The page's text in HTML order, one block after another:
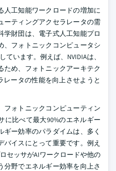
人工知能ワークロードの増加に
ーティングアクセラレータの需
学財団は、電子式人工知能プロ
、フォトニックコンピュータシ
います。例えば、NVIDIAは、
ため、フォトニックアーキテク
ータの性能を向上させようと
フォトニックコンピューティン
に比べて最大90%のエネルギー
ー効率のパラダイムは、多く
イスにとって重要です。例え
セッサがAIワークロードや他の
分野でエネルギー効率を向上さ